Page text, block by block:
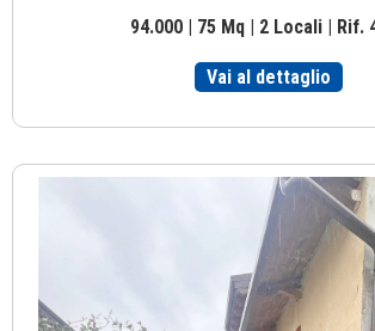
94.000 | 75 Mq | 2 Locali | Rif.
Vai al dettaglio